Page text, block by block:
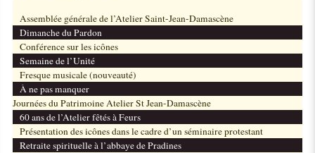
Assemblée générale de l’Atelier Saint-Jean-Damascène
Dimanche du Pardon
Conférence sur les icônes
Semaine de l’Unité
Fresque musicale (nouveauté)
À ne pas manquer
Journées du Patrimoine Atelier St Jean-Damascène
60 ans de l’Atelier fêtés à Feurs
Présentation des icônes dans le cadre d’un séminaire protestant
Retraite spirituelle à l’abbaye de Pradines